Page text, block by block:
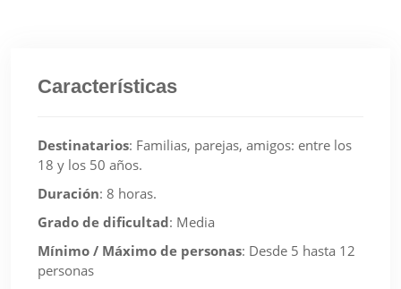
Características
Destinatarios: Familias, parejas, amigos: entre los
18 y los 50 años.
Duración: 8 horas.
Grado de dificultad: Media
Mínimo / Máximo de personas: Desde 5 hasta 12
personas